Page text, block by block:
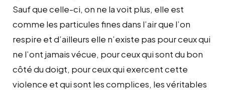
Sauf que celle-ci, on ne la voit plus, elle est
comme les particules fines dans l’air que l’on
respire et d’ailleurs elle n’existe pas pour ceux qui
ne l’ont jamais vécue, pour ceux qui sont du bon
côté du doigt, pour ceux qui exercent cette
violence et qui sont les complices, les véritables